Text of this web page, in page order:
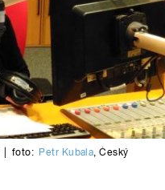
foto: Petr Kubala,Český